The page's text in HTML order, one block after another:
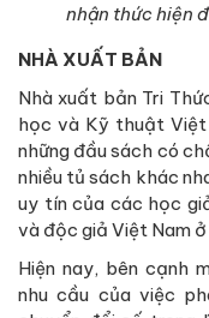
nhận thức hiện
NHÀ XUẤT BẢN
Nhà xuất bản Tri
học và Kỹ thuật Việt
những đầu sách có
nhiều tủ sách khác
uy tín của các học
và độc giả Việt Nam
Hiện nay, bên cạnh
nhu cầu của việc